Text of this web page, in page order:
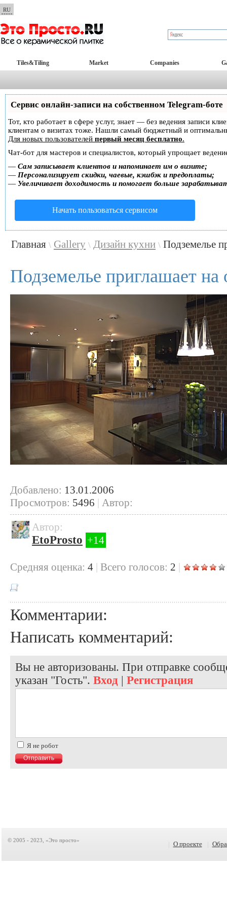
RU
Tiles&Tiling Market Companies
Сервис онлайн-записи на собственном Telegram-боте
Тот, кто работает в сфере услуг, знает — без ведения записи
клиентам о визитах тоже. Нашли самый бюджетный и
Для новых пользователей первый месяц бесплатно.
Чат-бот для мастеров и специалистов, который упрощает
— Сам записывает клиентов и напоминает им о визите;
— Персонализирует скидки, чаевые, кэшбэк и предоплаты;
— Увеличивает доходимость и помогает больше
Начать пользоваться сервисом
Главная \ Gallery \ Дизайн кухни \ Подземелье
Подземелье приглашает на
Добавлено: 13.01.2006
Просмотров: 5496 | Автор:
Автор:
EtoProsto +14
Cредняя оценка: 4 | Всего голосов: 2 |
Комментарии:
Написать комментарий:
Вы не авторизованы. При отправке
указан "Гость". Вход | Регистрация
Я не робот
© 2005 - 2023, «Это просто» О проекте